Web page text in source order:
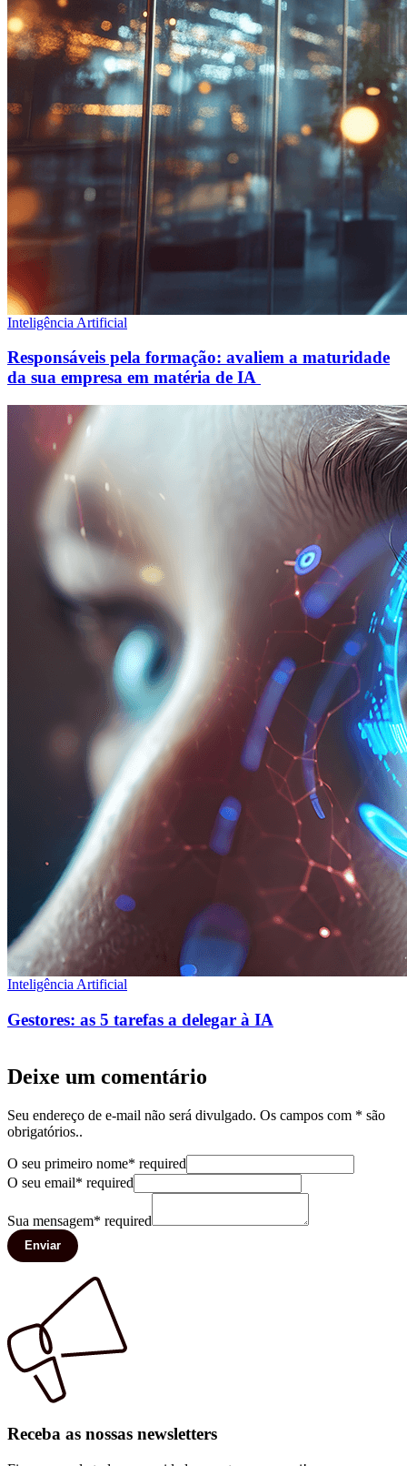
Inteligência Artificial
Responsáveis pela formação: avaliem a maturidade
da sua empresa em matéria de IA
Inteligência Artificial
Gestores: as 5 tarefas a delegar à IA
Deixe um comentário
Seu endereço de e-mail não será divulgado. Os campos com * são
obrigatórios..
O seu primeiro nome* required
O seu email* required
Sua mensagem* required
Enviar
Receba as nossas newsletters